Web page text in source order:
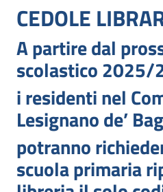
CEDOLE
A partire dal
scolastico 2025/
i residenti nel
Lesignano de’
potranno
scuola primaria